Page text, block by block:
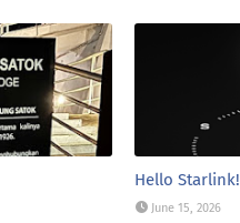
Hello Starlink!
June 15, 2026